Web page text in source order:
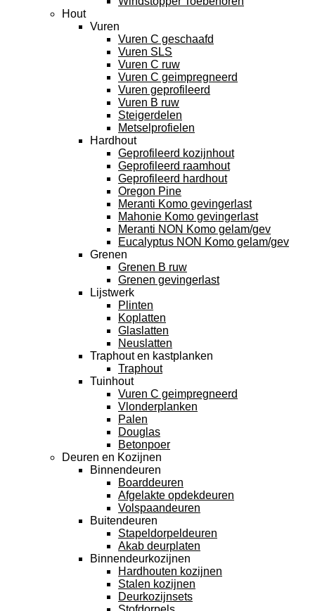
Hout
Vuren
Vuren C geschaafd
Vuren SLS
Vuren C ruw
Vuren C geimpregneerd
Vuren geprofileerd
Vuren B ruw
Steigerdelen
Metselprofielen
Hardhout
Geprofileerd kozijnhout
Geprofileerd raamhout
Geprofileerd hardhout
Oregon Pine
Meranti Komo gevingerlast
Mahonie Komo gevingerlast
Meranti NON Komo gelam/gev
Eucalyptus NON Komo gelam/gev
Grenen
Grenen B ruw
Grenen gevingerlast
Lijstwerk
Plinten
Koplatten
Glaslatten
Neuslatten
Traphout en kastplanken
Traphout
Tuinhout
Vuren C geimpregneerd
Vlonderplanken
Palen
Douglas
Betonpoer
Deuren en Kozijnen
Binnendeuren
Boarddeuren
Afgelakte opdekdeuren
Volspaandeuren
Buitendeuren
Stapeldorpeldeuren
Akab deurplaten
Binnendeurkozijnen
Hardhouten kozijnen
Stalen kozijnen
Deurkozijnsets